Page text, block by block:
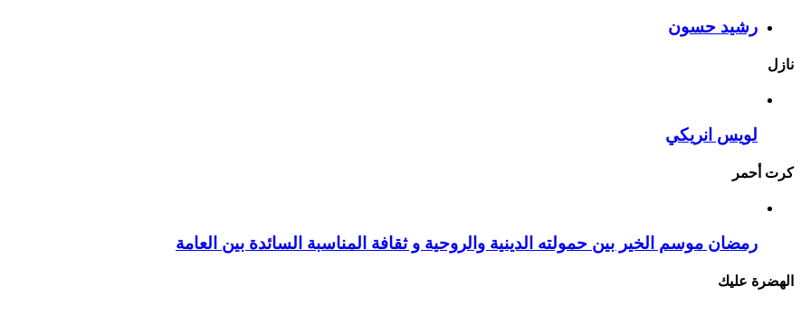
رشيد حسون
نازل
لويس انريكي
كرت أحمر
رمضان موسم الخير بين حمولته الدينية والروحية و ثقافة المناسبة السائدة بين العامة
الهضرة عليك